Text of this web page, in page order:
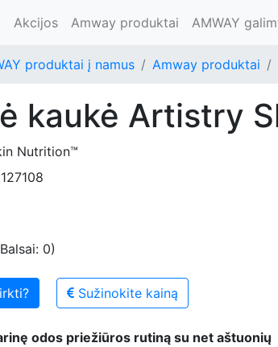
Akcijos Amway produktai AMWAY
produktai į namus Amway produktai
kaukė ‌Artistry
Nutrition™
127108
0)
Sužinokite kainą
odos priežiūros rutiną su net aštuonių